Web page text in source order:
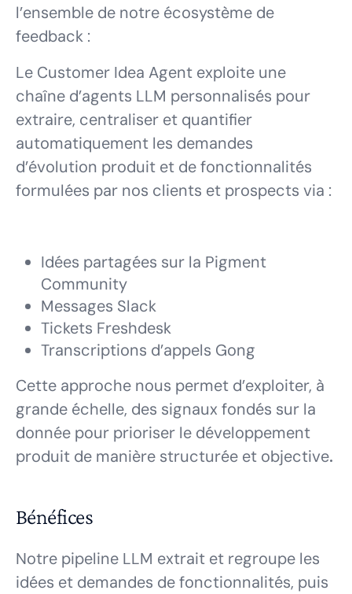
l’ensemble de notre écosystème de
feedback :
Le Customer Idea Agent exploite une
chaîne d’agents LLM personnalisés pour
extraire, centraliser et quantifier
automatiquement les demandes
d’évolution produit et de fonctionnalités
formulées par nos clients et prospects via :
Idées partagées sur la Pigment
Community
Messages Slack
Tickets Freshdesk
Transcriptions d’appels Gong
Cette approche nous permet d’exploiter, à
grande échelle, des signaux fondés sur la
donnée pour prioriser le développement
produit de manière structurée et objective.
Bénéfices
Notre pipeline LLM extrait et regroupe les
idées et demandes de fonctionnalités, puis